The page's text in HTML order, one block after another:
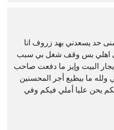
حد يسعدني بهد زروف انا
على اهلي بس وقف شغل بي سبب
البيت وإيز ما دفعت صاحب
ولله ما بيظيع أجر المحسنين
يحن عليا أملي فيكم وفي